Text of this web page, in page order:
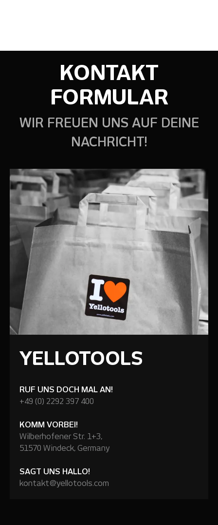
KONTAKT
FORMULAR
WIR FREUEN UNS AUF DEINE
NACHRICHT!
YELLOTOOLS
RUF UNS DOCH MAL AN!
+49 (0) 2292 397 400
KOMM VORBEI!
Wilberhofener Str. 1+3,
51570 Windeck, Germany
SAGT UNS HALLO!
kontakt@yellotools.com